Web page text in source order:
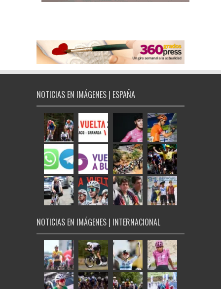
NOTICIAS EN IMÁGENES | ESPAÑA
NOTICIAS EN IMÁGENES | INTERNACIONAL